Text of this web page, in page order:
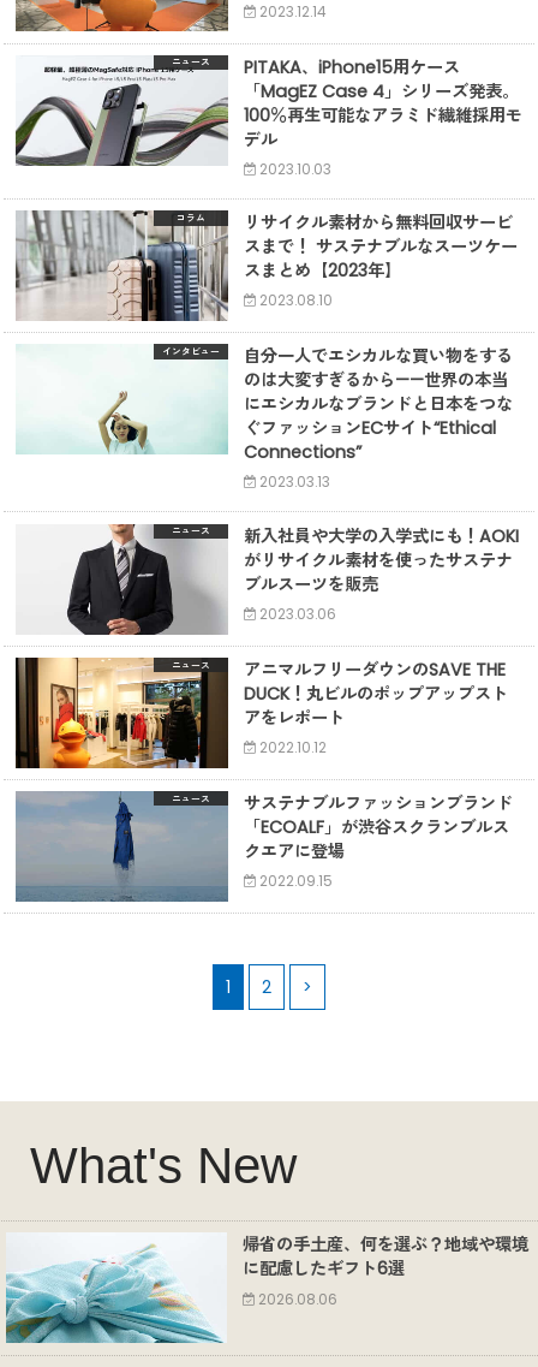
2023.12.14
ニュース
PITAKA、iPhone15用ケース
「MagEZ Case 4」シリーズ発表。
100％再生可能なアラミド繊維採用モ
デル
2023.10.03
コラム
リサイクル素材から無料回収サービ
スまで！ サステナブルなスーツケー
スまとめ【2023年】
2023.08.10
インタビュー
自分一人でエシカルな買い物をする
のは大変すぎるから——世界の本当
にエシカルなブランドと日本をつな
ぐファッションECサイト“Ethical
Connections”
2023.03.13
ニュース
新入社員や大学の入学式にも！AOKI
がリサイクル素材を使ったサステナ
ブルスーツを販売
2023.03.06
ニュース
アニマルフリーダウンのSAVE THE
DUCK！丸ビルのポップアップスト
アをレポート
2022.10.12
ニュース
サステナブルファッションブランド
「ECOALF」が渋谷スクランブルス
クエアに登場
2022.09.15
1 2 >
What's New
帰省の手土産、何を選ぶ？地域や環境
に配慮したギフト6選
2026.08.06